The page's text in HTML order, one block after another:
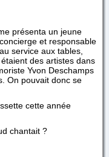
présenta un jeune
et responsable
service aux tables,
étaient des artistes dans
Yvon Deschamps
On pouvait donc se
cette année
chantait ?